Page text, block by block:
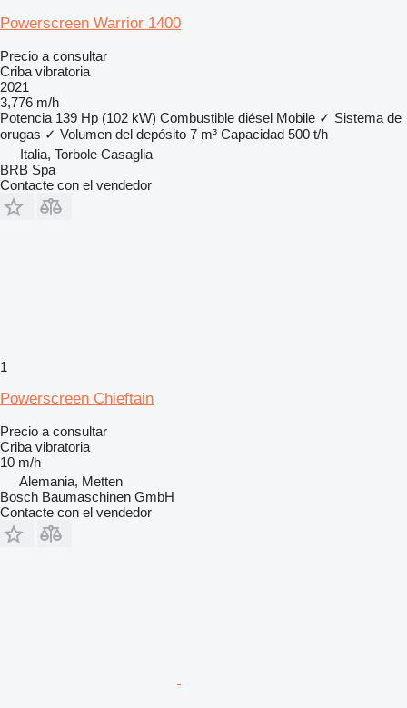
Powerscreen Warrior 1400
Precio a consultar
Criba vibratoria
2021
3,776 m/h
Potencia 139 Hp (102 kW) Combustible diésel Mobile ✓ Sistema de
orugas ✓ Volumen del depósito 7 m³ Capacidad 500 t/h
Italia, Torbole Casaglia
BRB Spa
Contacte con el vendedor
1
Powerscreen Chieftain
Precio a consultar
Criba vibratoria
10 m/h
Alemania, Metten
Bosch Baumaschinen GmbH
Contacte con el vendedor